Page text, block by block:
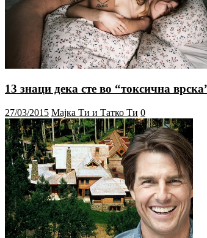
13 знаци дека сте во “токсична
27/03/2015 Мајка Ти и Татко Ти 0